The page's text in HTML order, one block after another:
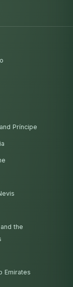
Príncipe
the
Emirates